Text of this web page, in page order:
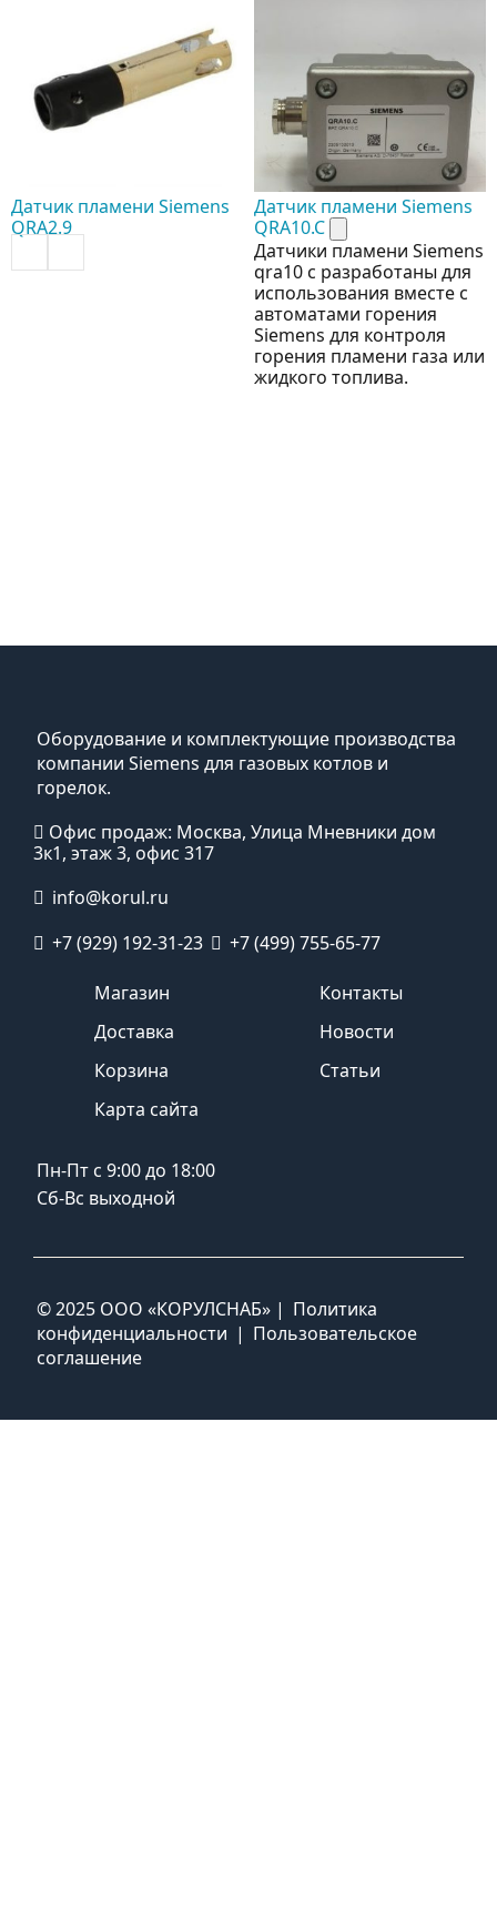
Датчик пламени Siemens
QRA2.9
Датчик пламени Siemens
QRA10.C
Датчики пламени Siemens
qra10 c разработаны для
использования вместе с
автоматами горения
Siemens для контроля
горения пламени газа или
жидкого топлива.
Оборудование и комплектующие производства
компании Siemens для газовых котлов и
горелок.
Офис продаж: Москва, Улица Мневники дом
3к1, этаж 3, офис 317
info@korul.ru
+7 (929) 192-31-23
+7 (499) 755-65-77
Магазин
Доставка
Корзина
Карта сайта
Контакты
Новости
Статьи
Пн-Пт с 9:00 до 18:00
Сб-Вс выходной
© 2025 ООО «КОРУЛСНАБ» | Политика
конфиденциальности | Пользовательское
соглашение